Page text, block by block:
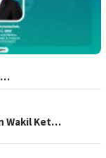
Wakil Ket…